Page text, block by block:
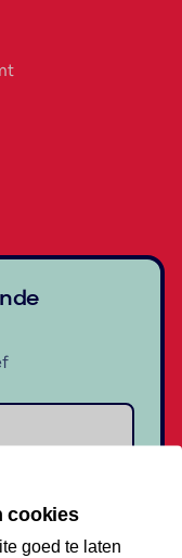
cookies
goed te laten